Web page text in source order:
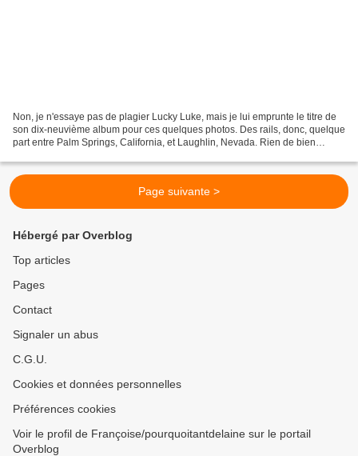
Non, je n'essaye pas de plagier Lucky Luke, mais je lui emprunte le titre de
son dix-neuvième album pour ces quelques photos. Des rails, donc, quelque
part entre Palm Springs, California, et Laughlin, Nevada. Rien de bien
Page suivante >
Hébergé par Overblog
Top articles
Pages
Contact
Signaler un abus
C.G.U.
Cookies et données personnelles
Préférences cookies
Voir le profil de Françoise/pourquoitantdelaine sur le portail
Overblog